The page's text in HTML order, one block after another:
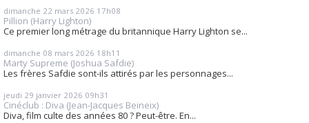
dimanche 22 mars 2026 17h08
Pillion (Harry Lighton)
Ce premier long métrage du britannique Harry Lighton se...
dimanche 08 mars 2026 18h11
Marty Supreme (Joshua Safdie)
Les frères Safdie sont-ils attirés par les personnages...
jeudi 29 janvier 2026 09h31
Cinéclub : Diva (Jean-Jacques Beineix)
Diva, film culte des années 80 ? Peut-être. En...